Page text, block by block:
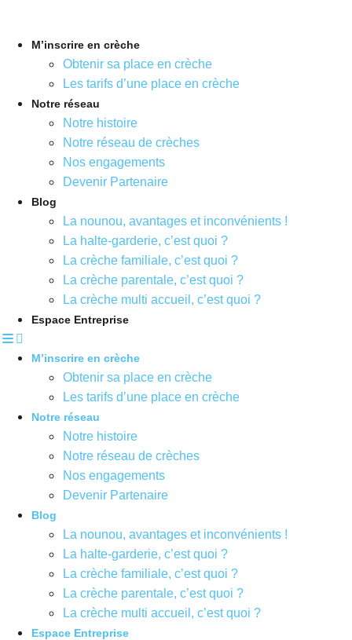
contenuM’inscrire en crèche
Obtenir sa place en crèche
Les tarifs d’une place en crèche
Notre réseau
Notre histoire
Notre réseau de crèches
Nos engagements
Devenir Partenaire
Blog
La nounou, avantages et inconvénients !
La halte-garderie, c’est quoi ?
La crèche familiale, c’est quoi ?
La crèche parentale, c’est quoi ?
La crèche multi accueil, c’est quoi ?
Espace Entreprise
M’inscrire en crèche
Obtenir sa place en crèche
Les tarifs d’une place en crèche
Notre réseau
Notre histoire
Notre réseau de crèches
Nos engagements
Devenir Partenaire
Blog
La nounou, avantages et inconvénients !
La halte-garderie, c’est quoi ?
La crèche familiale, c’est quoi ?
La crèche parentale, c’est quoi ?
La crèche multi accueil, c’est quoi ?
Espace Entreprise